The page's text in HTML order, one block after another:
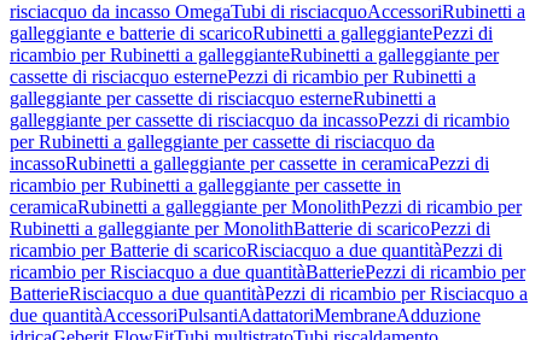
risciacquo da incasso OmegaTubi di risciacquoAccessoriRubinetti a
galleggiante e batterie di scaricoRubinetti a galleggiantePezzi di
ricambio per Rubinetti a galleggianteRubinetti a galleggiante per
cassette di risciacquo esternePezzi di ricambio per Rubinetti a
galleggiante per cassette di risciacquo esterneRubinetti a
galleggiante per cassette di risciacquo da incassoPezzi di ricambio
per Rubinetti a galleggiante per cassette di risciacquo da
incassoRubinetti a galleggiante per cassette in ceramicaPezzi di
ricambio per Rubinetti a galleggiante per cassette in
ceramicaRubinetti a galleggiante per MonolithPezzi di ricambio per
Rubinetti a galleggiante per MonolithBatterie di scaricoPezzi di
ricambio per Batterie di scaricoRisciacquo a due quantitàPezzi di
ricambio per Risciacquo a due quantitàBatteriePezzi di ricambio per
BatterieRisciacquo a due quantitàPezzi di ricambio per Risciacquo a
due quantitàAccessoriPulsantiAdattatoriMembraneAdduzione